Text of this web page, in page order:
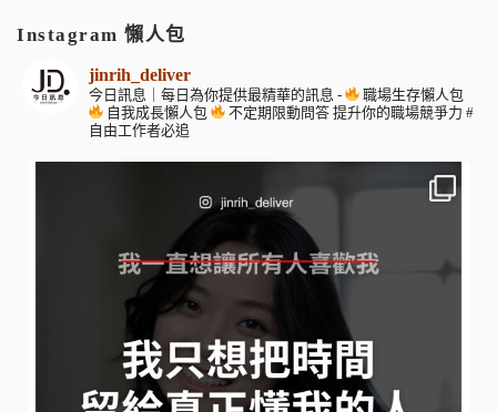
Instagram 懶人包
jinrih_deliver
今日訊息｜每日為你提供最精華的訊息 -
職場生存懶人包
自我成長懶人包
不定期限動問答 提升你的職場競爭力 #
自由工作者必追